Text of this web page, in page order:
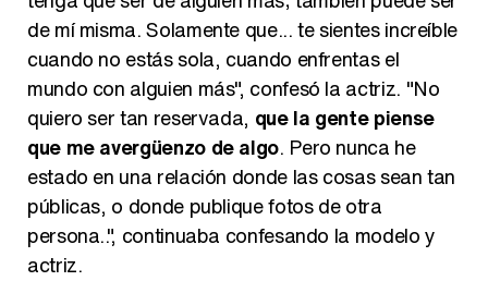
de mí misma. Solamente que... te sientes increíble
cuando no estás sola, cuando enfrentas el
mundo con alguien más", confesó la actriz. "No
quiero ser tan reservada, que la gente piense
que me avergüenzo de algo. Pero nunca he
estado en una relación donde las cosas sean tan
públicas, o donde publique fotos de otra
persona..", continuaba confesando la modelo y
actriz.